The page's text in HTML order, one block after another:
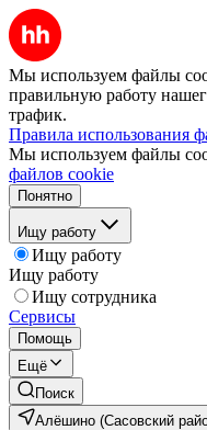
Мы используем файлы
правильную работу
трафик.
Правила использования
Мы используем файлы
файлов cookie
Понятно
Ищу работу
Ищу работу
Ищу работу
Ищу сотрудника
Сервисы
Помощь
Ещё
Поиск
Алёшино (Сасовский